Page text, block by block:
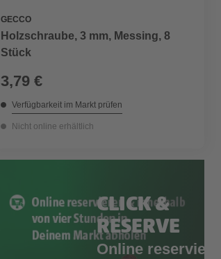
GECCO
Holzschraube, 3 mm, Messing, 8
Stück
3,79 €
Verfügbarkeit im Markt prüfen
Nicht online erhältlich
CLICK &
RESERVE
Online